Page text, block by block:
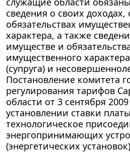
сведения о своих
обязательствах
характера, а также
имуществе и
имущественного
(супруга) и
Постановление комитета
регулирования тарифов
области от 3 сентября
установлении ставки
технологическое
энергопринимающих
(энергетических